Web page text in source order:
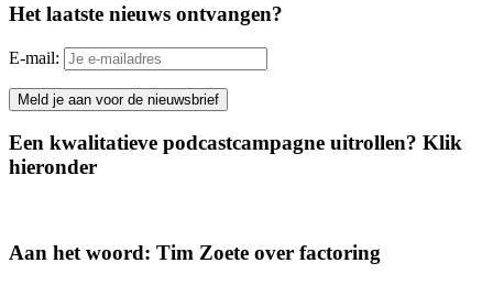
Het laatste nieuws ontvangen?
E-mail:
Een kwalitatieve podcastcampagne uitrollen? Klik
hieronder
Aan het woord: Tim Zoete over factoring